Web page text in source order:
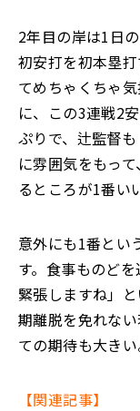
2年目の岸は1日
初安打を初本塁
てめちゃくちゃ
に、この3連戦2
ぷりで、辻監督
に雰囲気をもっ
るところが1番い
意外にも1番とい
す。食事ものど
緊張しますね」
期離脱を免れな
ての期待も大きい
【関連記事】